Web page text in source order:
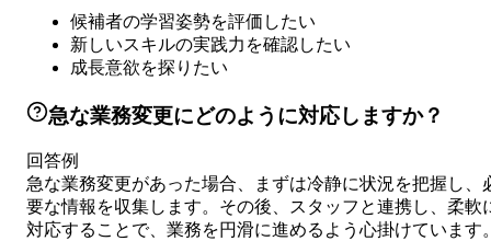
候補者の学習姿勢を評価したい
新しいスキルの実践力を確認したい
成長意欲を探りたい
急な業務変更にどのように対応しますか？
回答例
急な業務変更があった場合、まずは冷静に状況を把握し、
要な情報を収集します。その後、スタッフと連携し、柔軟
対応することで、業務を円滑に進めるよう心掛けています